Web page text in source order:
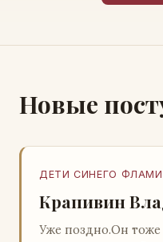
Новые
ДЕТИ СИНЕГО
Крапивин
Уже поздно.Он тоже